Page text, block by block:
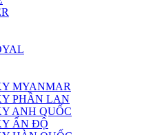
MYANMAR
PHẦN LAN
ANH QUỐC
ẤN ĐỘ